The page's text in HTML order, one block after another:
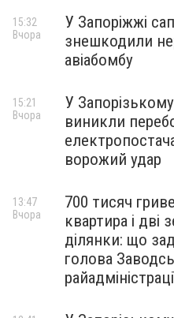
У Запоріжжі
знешкодили
авіабомбу
15:32
Вчора
У
виникли
ворожий удар
15:21
Вчора
700 тисяч
квартира і дві
ділянки: що
голова
13:47
Вчора